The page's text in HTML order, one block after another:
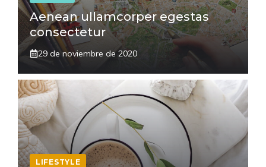
Aenean ullamcorper egestas
consectetur
29 de noviembre de 2020
LIFESTYLE